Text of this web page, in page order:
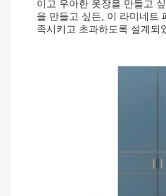
이고 우아한 옷장을 만들고
을 만들고 싶든, 이 라미네트
족시키고 초과하도록 설계되